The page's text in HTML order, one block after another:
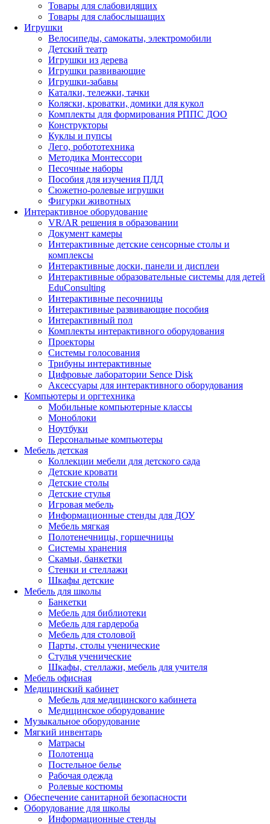
Товары для слабовидящих
Товары для слабослышащих
Игрушки
Велосипеды, самокаты, электромобили
Детский театр
Игрушки из дерева
Игрушки развивающие
Игрушки-забавы
Каталки, тележки, тачки
Коляски, кроватки, домики для кукол
Комплекты для формирования РППС ДОО
Конструкторы
Куклы и пупсы
Лего, робототехника
Методика Монтессори
Песочные наборы
Пособия для изучения ПДД
Сюжетно-ролевые игрушки
Фигурки животных
Интерактивное оборудование
VR/AR решения в образовании
Документ камеры
Интерактивные детские сенсорные столы и
комплексы
Интерактивные доски, панели и дисплеи
Интерактивные образовательные системы для детей
EduConsulting
Интерактивные песочницы
Интерактивные развивающие пособия
Интерактивный пол
Комплекты интерактивного оборудования
Проекторы
Системы голосования
Трибуны интерактивные
Цифровые лаборатории Sence Disk
Аксессуары для интерактивного оборудования
Компьютеры и оргтехника
Мобильные компьютерные классы
Моноблоки
Ноутбуки
Персональные компьютеры
Мебель детская
Коллекции мебели для детского сада
Детские кровати
Детские столы
Детские стулья
Игровая мебель
Информационные стенды для ДОУ
Мебель мягкая
Полотенечницы, горшечницы
Системы хранения
Скамьи, банкетки
Стенки и стеллажи
Шкафы детские
Мебель для школы
Банкетки
Мебель для библиотеки
Мебель для гардероба
Мебель для столовой
Парты, столы ученические
Стулья ученические
Шкафы, стеллажи, мебель для учителя
Мебель офисная
Медицинский кабинет
Мебель для медицинского кабинета
Медицинское оборудование
Музыкальное оборудование
Мягкий инвентарь
Матрасы
Полотенца
Постельное белье
Рабочая одежда
Ролевые костюмы
Обеспечение санитарной безопасности
Оборудование для школы
Информационные стенды